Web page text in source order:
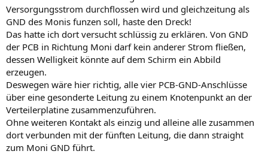
Versorgungsstrom durchflossen wird und gleichzeitung als
GND des Monis funzen soll, haste den Dreck!
Das hatte ich dort versucht schlüssig zu erklären. Von GND
der PCB in Richtung Moni darf kein anderer Strom fließen,
dessen Welligkeit könnte auf dem Schirm ein Abbild
erzeugen.
Deswegen wäre hier richtig, alle vier PCB-GND-Anschlüsse
über eine gesonderte Leitung zu einem Knotenpunkt an der
Verteilerplatine zusammenzuführen.
Ohne weiteren Kontakt als einzig und alleine alle zusammen
dort verbunden mit der fünften Leitung, die dann straight
zum Moni GND führt.